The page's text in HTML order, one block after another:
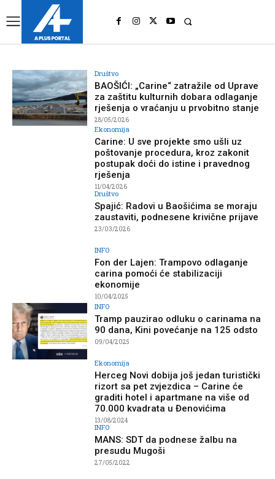
Društvo
BAOŠIĆI: „Carine“ zatražile od Uprave
za zaštitu kulturnih dobara odlaganje
rješenja o vraćanju u prvobitno stanje
28/05/2026
Ekonomija
Carine: U sve projekte smo ušli uz
poštovanje procedura, kroz zakonit
postupak doći do istine i pravednog
rješenja
11/04/2026
Društvo
Spajić: Radovi u Baošićima se moraju
zaustaviti, podnesene krivične prijave
23/03/2026
INFO
Fon der Lajen: Trampovo odlaganje
carina pomoći će stabilizaciji
ekonomije
10/04/2025
INFO
Tramp pauzirao odluku o carinama na
90 dana, Kini povećanje na 125 odsto
09/04/2025
Ekonomija
Herceg Novi dobija još jedan turistički
rizort sa pet zvjezdica – Carine će
graditi hotel i apartmane na više od
70.000 kvadrata u Đenovićima
13/08/2024
INFO
MANS: SDT da podnese žalbu na
presudu Mugoši
27/05/2022